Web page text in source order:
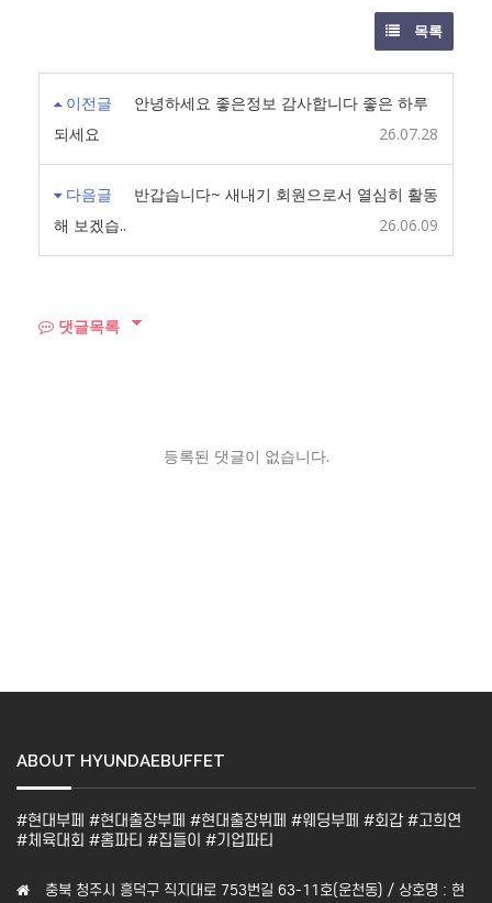
목록
이전글
안녕하세요 좋은정보 감사합니다 좋은 하루
되세요
26.07.28
다음글
반갑습니다~ 새내기 회원으로서 열심히 활동
해 보겠습..
26.06.09
댓글목록
등록된 댓글이 없습니다.
ABOUT HYUNDAEBUFFET
#현대부페 #현대출장부페 #현대출장뷔페 #웨딩부페 #회갑 #고희연
#체육대회 #홈파티 #집들이 #기업파티
충북 청주시 흥덕구 직지대로 753번길 63-11호(운천동) / 상호명 : 현